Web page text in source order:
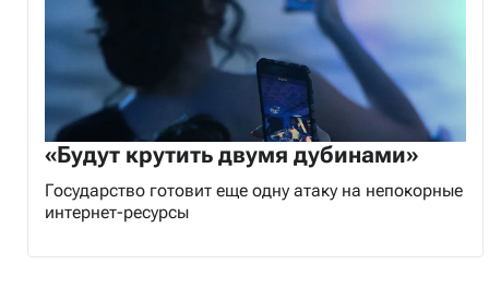
«Будут крутить двумя дубинами»
Государство готовит еще одну атаку на непокорные
интернет-ресурсы